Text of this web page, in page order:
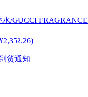
水/GUCCI FRAGRANCE
货通知